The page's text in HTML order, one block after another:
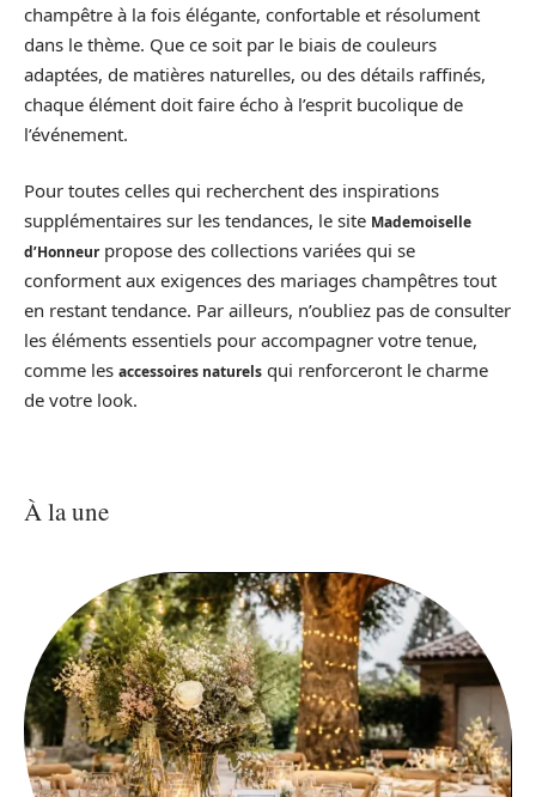
champêtre à la fois élégante, confortable et résolument
dans le thème. Que ce soit par le biais de couleurs
adaptées, de matières naturelles, ou des détails raffinés,
chaque élément doit faire écho à l’esprit bucolique de
l’événement.
Pour toutes celles qui recherchent des inspirations
supplémentaires sur les tendances, le site Mademoiselle
d’Honneurpropose des collections variées qui se
conforment aux exigences des mariages champêtres tout
en restant tendance. Par ailleurs, n’oubliez pas de consulter
les éléments essentiels pour accompagner votre tenue,
comme les accessoires naturels qui renforceront le charme
de votre look.
À la une